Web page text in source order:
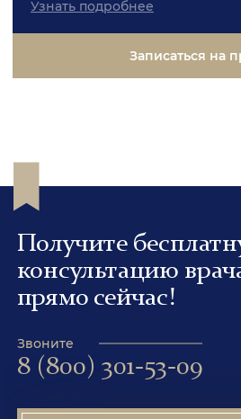
Узнать подробнее
Записаться на
Получите
консультацию
прямо сейчас!
Звоните
8 (800) 301-53-09